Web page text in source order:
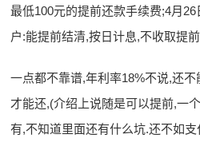
最低100元的提前还款手续费;4月
户:能提前结清,按日计息,不收取提
一点都不靠谱,年利率18%不说,还
才能还,(介绍上说随是可以提前,一
有,不知道里面还有什么坑.还不如支